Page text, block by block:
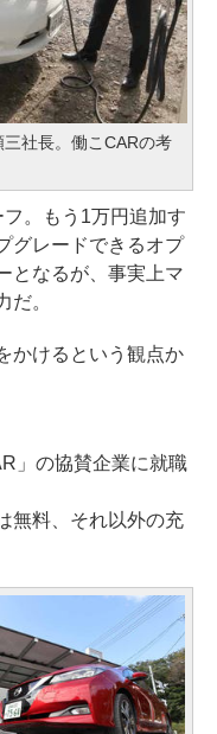
社長。働こCARの考
。もう1万円追加す
グレードできるオプ
となるが、事実上マ
だ。
かけるという観点か
」の協賛企業に就職
無料、それ以外の充